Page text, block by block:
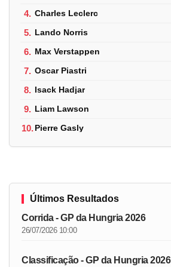
4. Charles Leclerc
5. Lando Norris
6. Max Verstappen
7. Oscar Piastri
8. Isack Hadjar
9. Liam Lawson
10.Pierre Gasly
Últimos Resultados
Corrida - GP da Hungria 2026
26/07/2026 10:00
Classificação - GP da Hungria 2026